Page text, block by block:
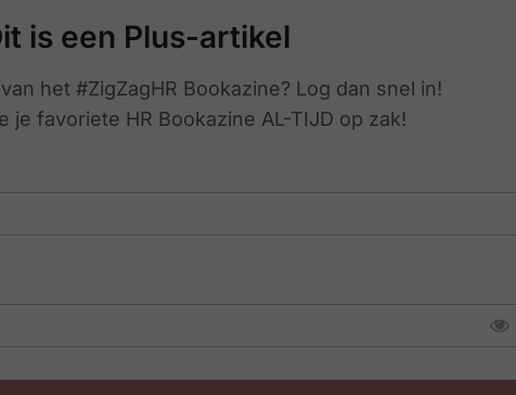
is een Plus-artikel
het #ZigZagHR Bookazine? Log dan snel in!
je favoriete HR Bookazine AL-TIJD op zak!